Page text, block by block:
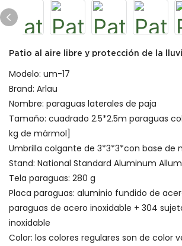
Patio al aire libre y protección de la
Modelo: um-17
Brand: Arlau
Nombre: paraguas laterales de paja
Tamaño: cuadrado 2.5*2.5m paraguas
kg de mármol]
Umbrilla colgante de 3*3*3*con base de
Stand: National Standard Aluminum
Tela paraguas: 280 g
Placa paraguas: aluminio fundido de
paraguas de acero inoxidable + 304
inoxidable
Color: los colores regulares son de color